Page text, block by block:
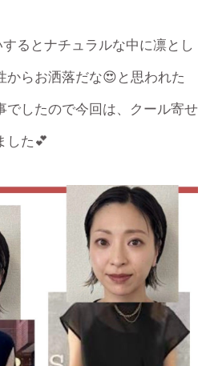
るとナチュラルな中に凛とし
からお洒落だな😍と思われた
でしたので今回は、クール寄せ
した💕